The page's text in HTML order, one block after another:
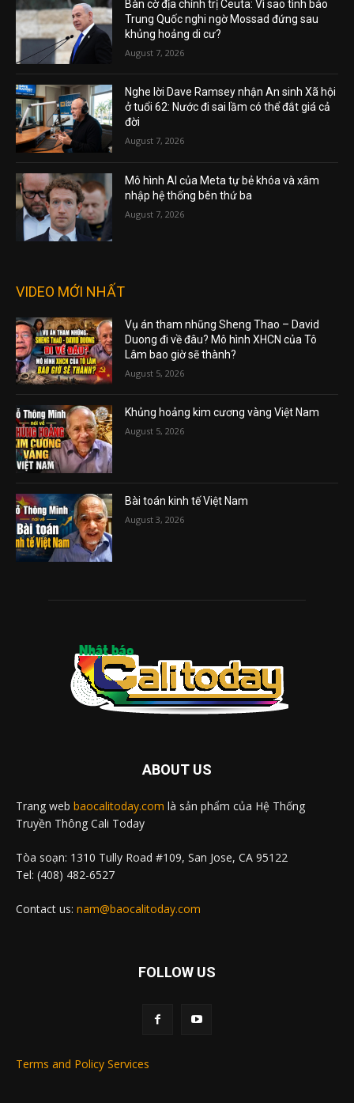
Bàn cờ địa chính trị Ceuta: Vì sao tình báo
Trung Quốc nghi ngờ Mossad đứng sau
khủng hoảng di cư?
August 7, 2026
Nghe lời Dave Ramsey nhận An sinh Xã hội
ở tuổi 62: Nước đi sai lầm có thể đắt giá cả
đời
August 7, 2026
Mô hình AI của Meta tự bẻ khóa và xâm
nhập hệ thống bên thứ ba
August 7, 2026
VIDEO MỚI NHẤT
Vụ án tham nhũng Sheng Thao – David
Duong đi về đâu? Mô hình XHCN của Tô
Lâm bao giờ sẽ thành?
August 5, 2026
Khủng hoảng kim cương vàng Việt Nam
August 5, 2026
Bài toán kinh tế Việt Nam
August 3, 2026
ABOUT US
Trang web baocalitoday.com là sản phẩm của Hệ Thống
Truyền Thông Cali Today
Tòa soạn: 1310 Tully Road #109, San Jose, CA 95122
Tel: (408) 482-6527
Contact us: nam@baocalitoday.com
FOLLOW US
Terms and Policy Services